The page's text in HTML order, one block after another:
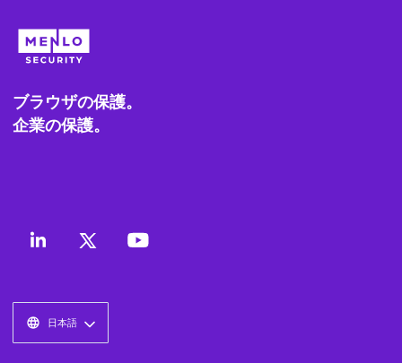
ブラウザの保護。
企業の保護。
日本語